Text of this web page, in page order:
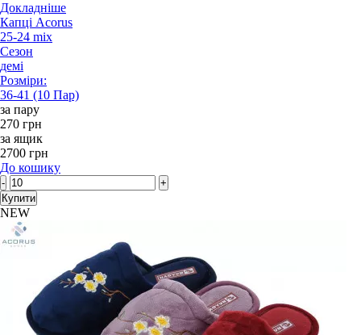
Докладніше
Капці Acorus
25-24 mix
Сезон
демі
Розміри:
36-41 (10 Пар)
за пару
270 грн
за ящик
2700 грн
До кошику
-
+
Купити
NEW